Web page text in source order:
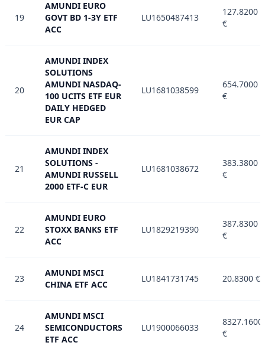
19
AMUNDI EURO
GOVT BD 1-3Y ETF
ACC
LU1650487413
127.8200
€
20
AMUNDI INDEX
SOLUTIONS
AMUNDI NASDAQ-
100 UCITS ETF EUR
DAILY HEDGED
EUR CAP
LU1681038599
654.7000
€
21
AMUNDI INDEX
SOLUTIONS -
AMUNDI RUSSELL
2000 ETF-C EUR
LU1681038672
383.3800
€
22
AMUNDI EURO
STOXX BANKS ETF
ACC
LU1829219390
387.8300
€
23
AMUNDI MSCI
CHINA ETF ACC
LU1841731745 20.8300 €
24
AMUNDI MSCI
SEMICONDUCTORS
ETF ACC
LU1900066033
8327.1600
€